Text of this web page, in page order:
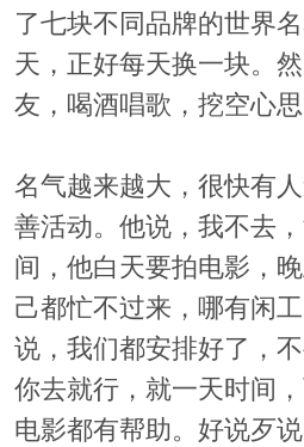
了七块不同品牌的世界
天，正好每天换一块。
友，喝酒唱歌，挖空心思
名气越来越大，很快有
善活动。他说，我不去
间，他白天要拍电影，
己都忙不过来，哪有闲
说，我们都安排好了，
你去就行，就一天时间
电影都有帮助。好说歹